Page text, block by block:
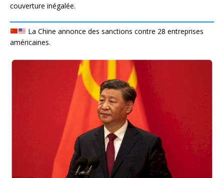
couverture inégalée.
La Chine annonce des sanctions contre 28 entreprises
américaines.